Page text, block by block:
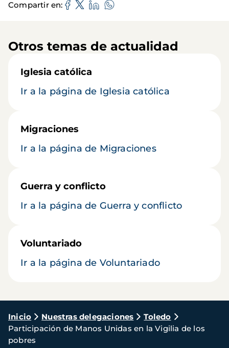
Compartir en
Otros temas de actualidad
Iglesia católica
Ir a la página de Iglesia católica
Migraciones
Ir a la página de Migraciones
Guerra y conflicto
Ir a la página de Guerra y conflicto
Voluntariado
Ir a la página de Voluntariado
Ruta
de
Inicio Nuestras delegaciones
Toledo
Participación de Manos Unidas en la Vigilia de los
pobres